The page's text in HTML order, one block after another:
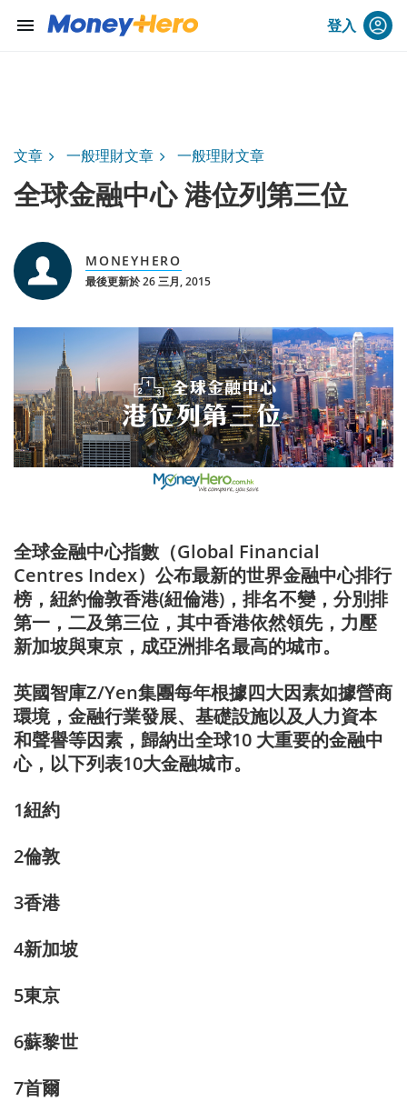
menu 登入
文章 一般理財文章 一般理財文章
全球金融中心 港位列第三位
MONEYHERO
最後更新於 26 三月, 2015
全球金融中心指數（Global Financial
Centres Index）公布最新的世界金融中心排行
榜，紐約倫敦香港(紐倫港)，排名不變，分別排
第一，二及第三位，其中香港依然領先，力壓
新加坡與東京，成亞洲排名最高的城市。
英國智庫Z/Yen集團每年根據四大因素如據營商
環境，金融行業發展、基礎設施以及人力資本
和聲譽等因素，歸納出全球10 大重要的金融中
心，以下列表10大金融城市。
1紐約
2倫敦
3香港
4新加坡
5東京
6蘇黎世
7首爾